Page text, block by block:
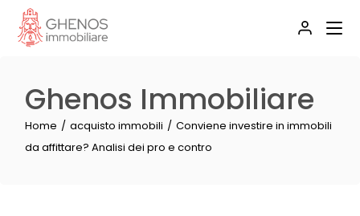
Ghenos Immobiliare
Home acquisto immobili
Conviene investire in immobili
da affittare? Analisi dei pro e contro